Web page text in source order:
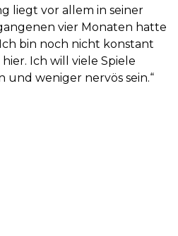
liegt vor allem in seiner
vier Monaten hatte
bin noch nicht konstant
Ich will viele Spiele
und weniger nervös sein.“